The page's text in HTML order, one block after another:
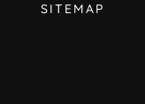
SITEMAP